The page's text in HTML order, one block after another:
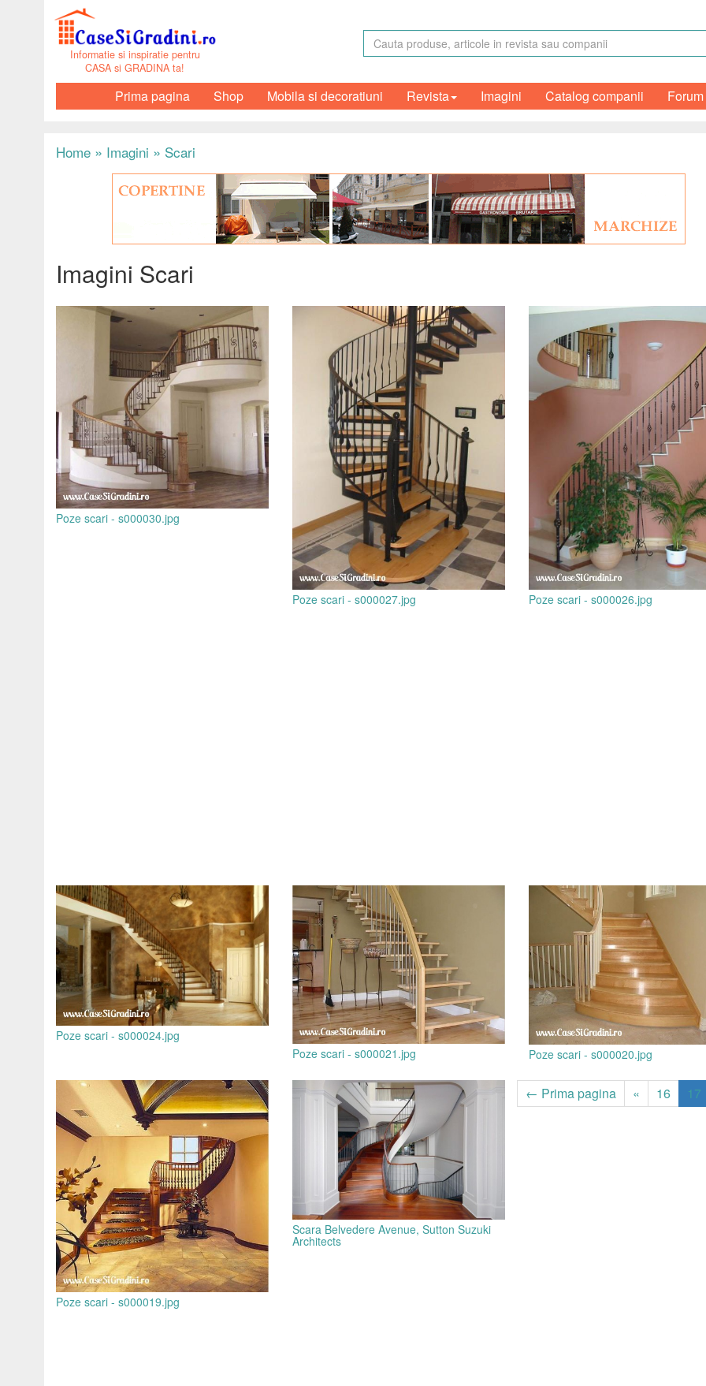
Informatie si inspiratie pentru
CASA si GRADINA ta!
Prima pagina Shop Mobila si decoratiuni Revista Imagini Catalog companii Forum
Home » Imagini » Scari
Imagini Scari
Poze scari - s000030.jpg
Poze scari - s000027.jpg Poze scari - s000026.jpg
Poze scari - s000024.jpg
Poze scari - s000021.jpg
Poze scari - s000020.jpg
Poze scari - s000019.jpg
Scara Belvedere Avenue, Sutton Suzuki
Architects
← Prima pagina « 16 17